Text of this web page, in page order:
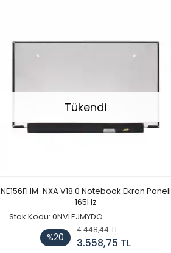
Tükendi
NE156FHM-NXA V18.0 Notebook Ekran Paneli
165Hz
Stok Kodu: 0NVLEJMYDO
%20
4.448,44 TL
3.558,75 TL